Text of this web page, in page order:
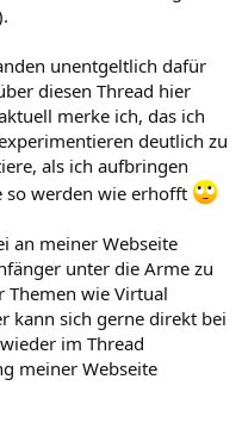
unentgeltlich dafür
diesen Thread hier
merke ich, das ich
deutlich zu
als ich aufbringen
so werden wie erhofft
an meiner Webseite
unter die Arme zu
Themen wie Virtual
kann sich gerne direkt bei
im Thread
meiner Webseite